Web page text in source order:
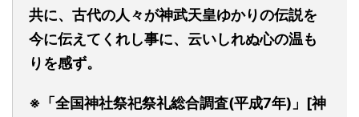
共に、古代の人々が神武天皇ゆかりの伝説を
今に伝えてくれし事に、云いしれぬ心の温も
りを感ず。
※「全国神社祭祀祭礼総合調査(平成7年)」[神